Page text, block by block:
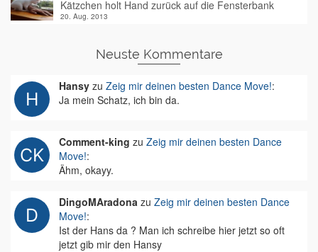
Kätzchen holt Hand zurück auf die Fensterbank
20. Aug. 2013
Neuste Kommentare
Hansy zu Zeig mir deinen besten Dance Move!:
Ja mein Schatz, ich bin da.
Comment-king zu Zeig mir deinen besten Dance
Move!:
Ähm, okayy.
DingoMAradona zu Zeig mir deinen besten Dance
Move!:
Ist der Hans da ? Man ich schreibe hier jetzt so oft
jetzt gib mir den Hansy